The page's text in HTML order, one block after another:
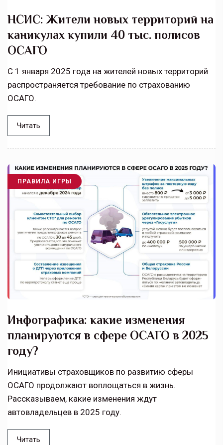
НСИС: Жители новых территорий на
каникулах купили 40 тыс. полисов
ОСАГО
С 1 января 2025 года на жителей новых территорий
распространяется требование по страхованию
ОСАГО.
Читать
ПРАВИЛА ИГРЫ
Инфографика: какие изменения
планируются в сфере ОСАГО в 2025
году?
Инициативы страховщиков по развитию сферы
ОСАГО продолжают воплощаться в жизнь.
Рассказываем, какие изменения ждут
автовладельцев в 2025 году.
Читать